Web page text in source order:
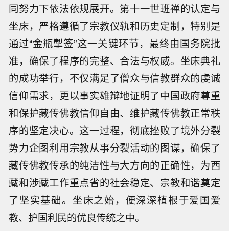
同努力下依法依规展开。第十一世班禅的认定与
坐床，严格遵循了宗教仪轨和历史定制，特别是
通过“金瓶掣签”这一关键环节，最终由国务院批
准，确保了程序的完整、合法与权威。坐床典礼
的成功举行，不仅满足了僧众与信教群众的虔诚
信仰需求，更以事实雄辩地证明了中国政府尊重
和保护藏传佛教信仰自由、维护藏传佛教正常秩
序的坚定决心。这一过程，彻底挫败了境外分裂
势力企图利用宗教从事分裂活动的图谋，确保了
藏传佛教传承的纯洁性与大方向的正确性，为西
藏和涉藏工作重点省的社会稳定、宗教和谐奠定
了坚实基础。坐床之始，便深深植根于爱国爱
教、护国利民的优良传统之中。